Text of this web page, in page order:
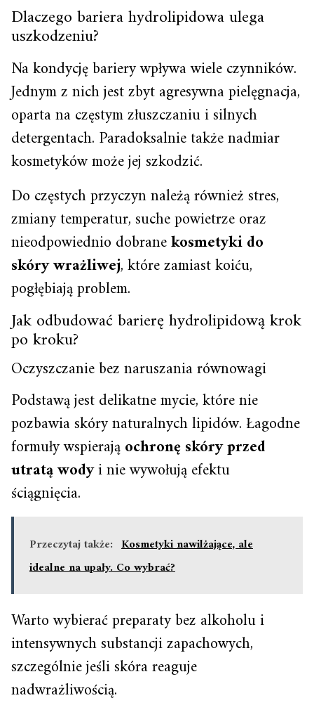
Dlaczego bariera hydrolipidowa ulega
uszkodzeniu?
Na kondycję bariery wpływa wiele czynników.
Jednym z nich jest zbyt agresywna pielęgnacja,
oparta na częstym złuszczaniu i silnych
detergentach. Paradoksalnie także nadmiar
kosmetyków może jej szkodzić.
Do częstych przyczyn należą również stres,
zmiany temperatur, suche powietrze oraz
nieodpowiednio dobranekosmetyki do
skóry wrażliwej, które zamiast koiću,
pogłębiają problem.
Jak odbudować barierę hydrolipidową krok
po kroku?
Oczyszczanie bez naruszania równowagi
Podstawą jest delikatne mycie, które nie
pozbawia skóry naturalnych lipidów. Łagodne
formuły wspierająochronę skóry przed
utratą wodyi nie wywołują efektu
ściągnięcia.
Przeczytaj także: Kosmetyki nawilżające, ale
idealne na upały. Co wybrać?
Warto wybierać preparaty bez alkoholu i
intensywnych substancji zapachowych,
szczególnie jeśli skóra reaguje
nadwrażliwością.